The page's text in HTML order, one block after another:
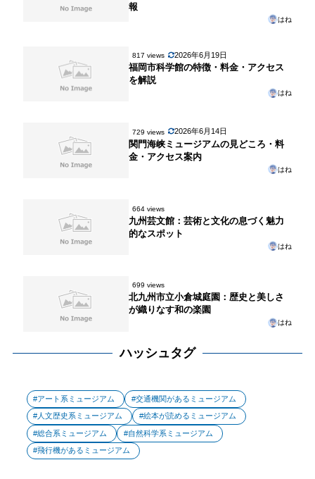
報
はね
817 views 2026年6月19日
福岡市科学館の特徴・料金・アクセス
を解説
はね
729 views 2026年6月14日
関門海峡ミュージアムの見どころ・料
金・アクセス案内
はね
664 views
九州芸文館：芸術と文化の息づく魅力
的なスポット
はね
699 views
北九州市立小倉城庭園：歴史と美しさ
が織りなす和の楽園
はね
ハッシュタグ
アート系ミュージアム 交通機関があるミュージアム
人文歴史系ミュージアム 絵本が読めるミュージアム
総合系ミュージアム 自然科学系ミュージアム
飛行機があるミュージアム